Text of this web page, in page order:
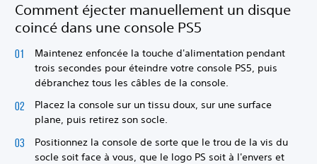
Comment éjecter manuellement un disque
coincé dans une console PS5
Maintenez enfoncée la touche d'alimentation pendant
trois secondes pour éteindre votre console PS5, puis
débranchez tous les câbles de la console.
Placez la console sur un tissu doux, sur une surface
plane, puis retirez son socle.
Positionnez la console de sorte que le trou de la vis du
socle soit face à vous, que le logo PS soit à l'envers et